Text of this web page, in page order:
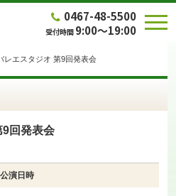
0467-48-5500
受付時間 9:00～19:00
レエスタジオ 第9回発表会
回発表会
公演日時